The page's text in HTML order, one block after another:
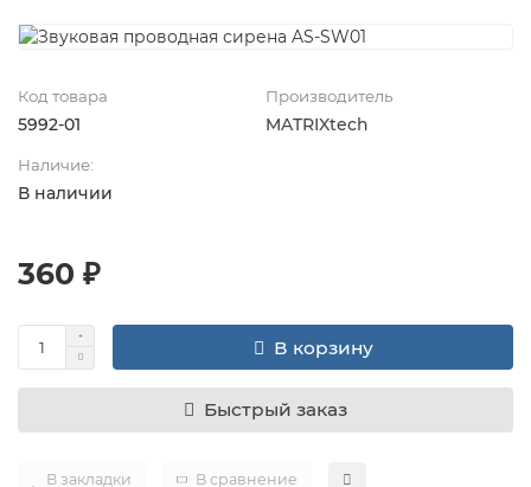
Код товара
5992-01
Производитель
MATRIXtech
Наличие:
В наличии
360 ₽
В корзину
Быстрый заказ
В закладки В сравнение